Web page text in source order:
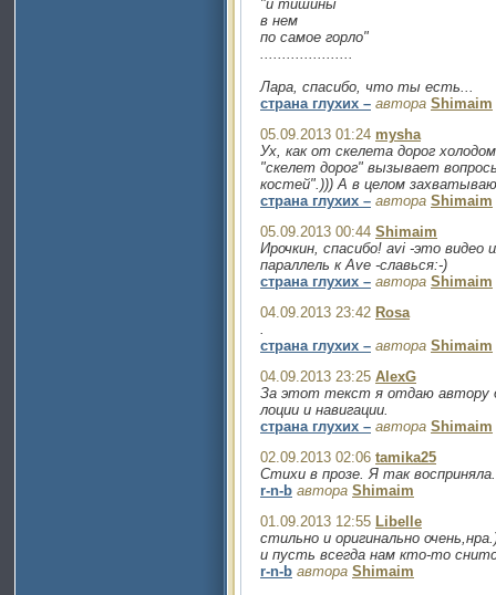
"и тишины
в нем
по самое горло"
.....................
Лара, спасибо, что ты есть...
страна глухих – автора Shimaim
05.09.2013 01:24 mysha
Ух, как от скелета дорог
"скелет дорог" вызывает
костей".))) А в целом
страна глухих – автора Shimaim
05.09.2013 00:44 Shimaim
Ирочкин, спасибо! avi -это видео
параллель к Ave -славься:-)
страна глухих – автора Shimaim
04.09.2013 23:42 Rosa
.
страна глухих – автора Shimaim
04.09.2013 23:25 AlexG
За этот текст я отдаю автору
лоции и навигации.
страна глухих – автора Shimaim
02.09.2013 02:06 tamika25
Стихи в прозе. Я так
r-n-b автора Shimaim
01.09.2013 12:55 Libelle
стильно и оригинально
и пусть всегда нам кто-то
r-n-b автора Shimaim